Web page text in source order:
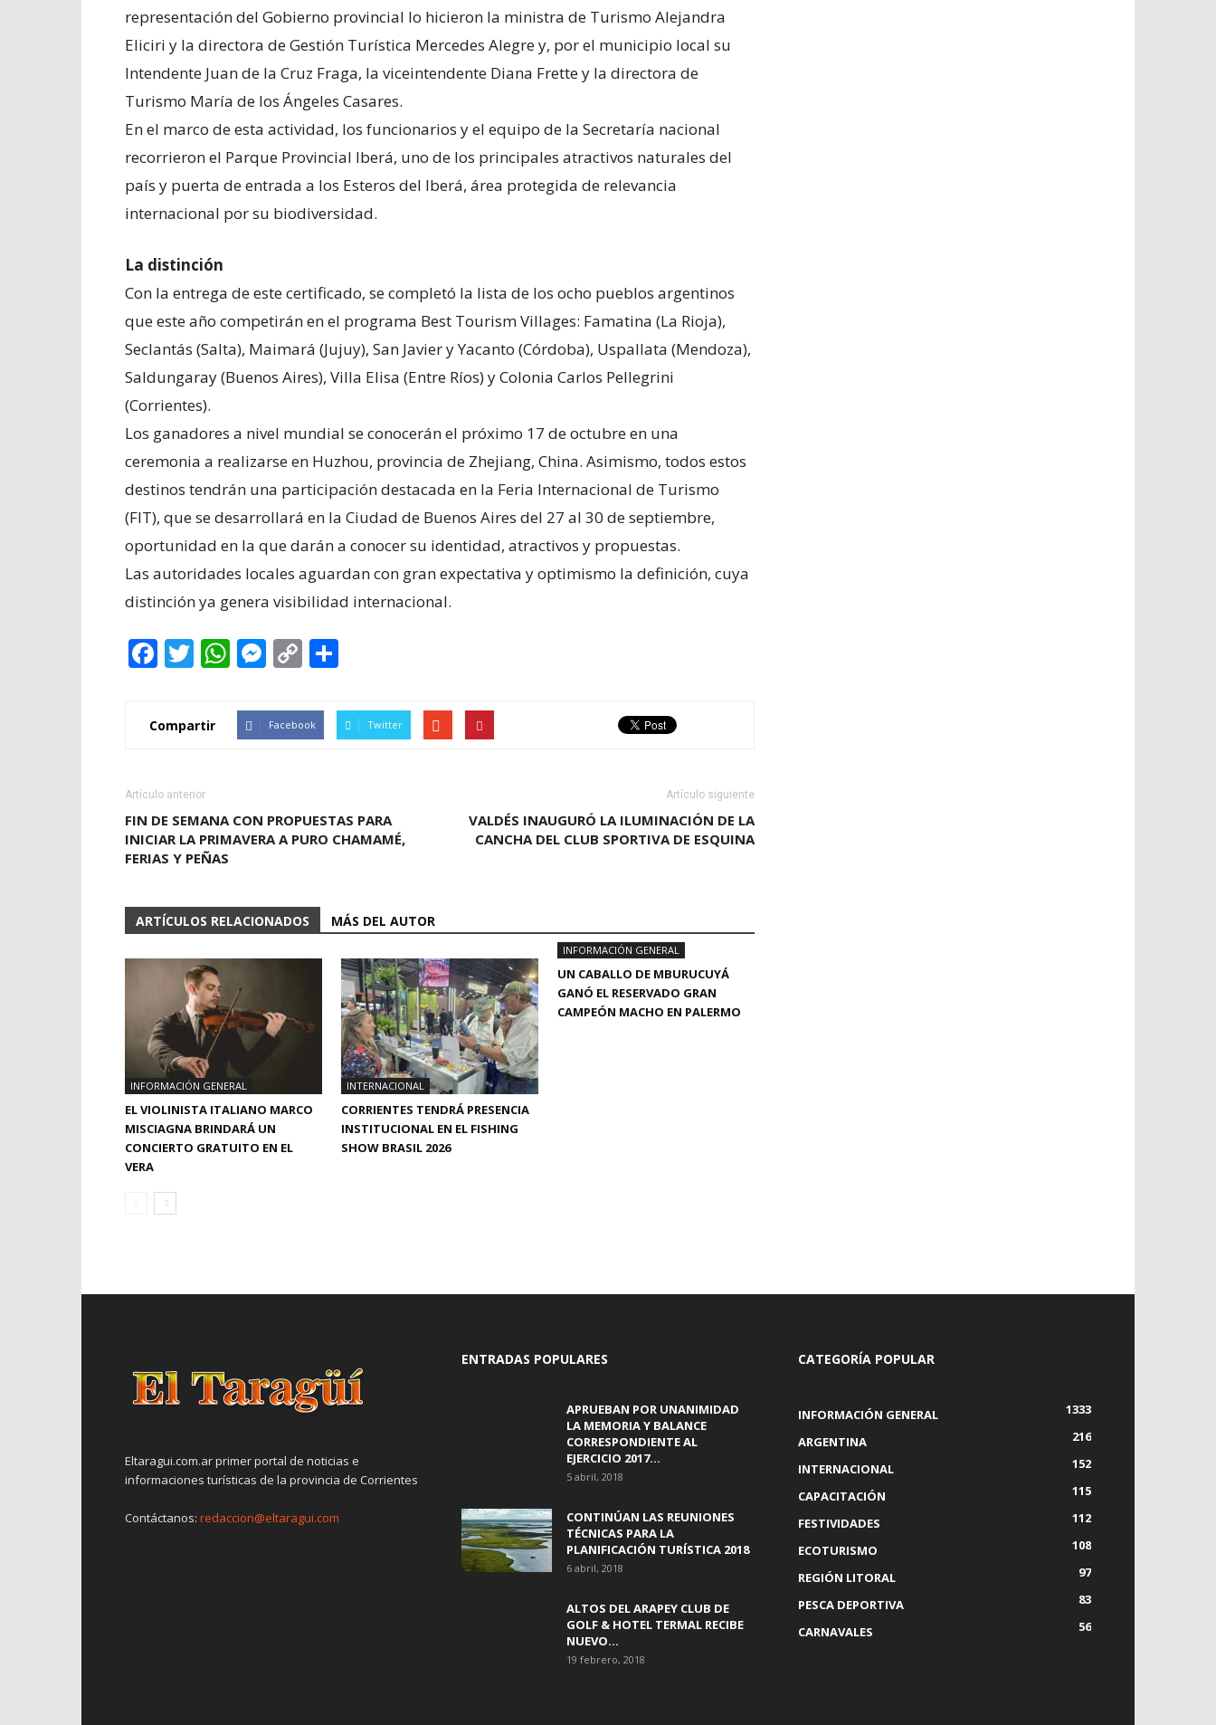
representación del Gobierno provincial lo hicieron la ministra de Turismo Alejandra
Eliciri y la directora de Gestión Turística Mercedes Alegre y, por el municipio local su
Intendente Juan de la Cruz Fraga, la viceintendente Diana Frette y la directora de
Turismo María de los Ángeles Casares.
En el marco de esta actividad, los funcionarios y el equipo de la Secretaría nacional
recorrieron el Parque Provincial Iberá, uno de los principales atractivos naturales del
país y puerta de entrada a los Esteros del Iberá, área protegida de relevancia
internacional por su biodiversidad.
La distinción
Con la entrega de este certificado, se completó la lista de los ocho pueblos argentinos
que este año competirán en el programa Best Tourism Villages: Famatina (La Rioja),
Seclantás (Salta), Maimará (Jujuy), San Javier y Yacanto (Córdoba), Uspallata (Mendoza),
Saldungaray (Buenos Aires), Villa Elisa (Entre Ríos) y Colonia Carlos Pellegrini
(Corrientes).
Los ganadores a nivel mundial se conocerán el próximo 17 de octubre en una
ceremonia a realizarse en Huzhou, provincia de Zhejiang, China. Asimismo, todos estos
destinos tendrán una participación destacada en la Feria Internacional de Turismo
(FIT), que se desarrollará en la Ciudad de Buenos Aires del 27 al 30 de septiembre,
oportunidad en la que darán a conocer su identidad, atractivos y propuestas.
Las autoridades locales aguardan con gran expectativa y optimismo la definición, cuya
distinción ya genera visibilidad internacional.
Facebook
Twitter
WhatsApp
Messenger
Copy
Compartir Facebook Twitter
Artículo anterior
FIN DE SEMANA CON PROPUESTAS PARA
INICIAR LA PRIMAVERA A PURO CHAMAMÉ,
FERIAS Y PEÑAS
Artículo siguiente
VALDÉS INAUGURÓ LA ILUMINACIÓN DE LA
CANCHA DEL CLUB SPORTIVA DE ESQUINA
ARTÍCULOS RELACIONADOS MÁS DEL AUTOR
INFORMACIÓN GENERAL
EL VIOLINISTA ITALIANO MARCO
MISCIAGNA BRINDARÁ UN
CONCIERTO GRATUITO EN EL
VERA
INTERNACIONAL
CORRIENTES TENDRÁ PRESENCIA
INSTITUCIONAL EN EL FISHING
SHOW BRASIL 2026
INFORMACIÓN GENERAL
UN CABALLO DE MBURUCUYÁ
GANÓ EL RESERVADO GRAN
CAMPEÓN MACHO EN PALERMO
Eltaragui.com.ar primer portal de noticias e
informaciones turísticas de la provincia de Corrientes
Contáctanos: redaccion@eltaragui.com
ENTRADAS POPULARES
APRUEBAN POR UNANIMIDAD
LA MEMORIA Y BALANCE
CORRESPONDIENTE AL
EJERCICIO 2017...
5 abril, 2018
CONTINÚAN LAS REUNIONES
TÉCNICAS PARA LA
PLANIFICACIÓN TURÍSTICA 2018
6 abril, 2018
ALTOS DEL ARAPEY CLUB DE
GOLF & HOTEL TERMAL RECIBE
NUEVO...
19 febrero, 2018
CATEGORÍA POPULAR
INFORMACIÓN GENERAL
1333
ARGENTINA
216
INTERNACIONAL
152
CAPACITACIÓN
115
FESTIVIDADES
112
ECOTURISMO
108
REGIÓN LITORAL
97
PESCA DEPORTIVA
83
CARNAVALES
56